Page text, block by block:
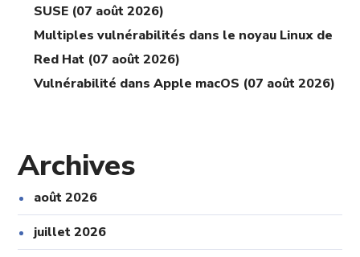
SUSE (07 août 2026)
Multiples vulnérabilités dans le noyau Linux de
Red Hat (07 août 2026)
Vulnérabilité dans Apple macOS (07 août 2026)
Archives
août 2026
juillet 2026